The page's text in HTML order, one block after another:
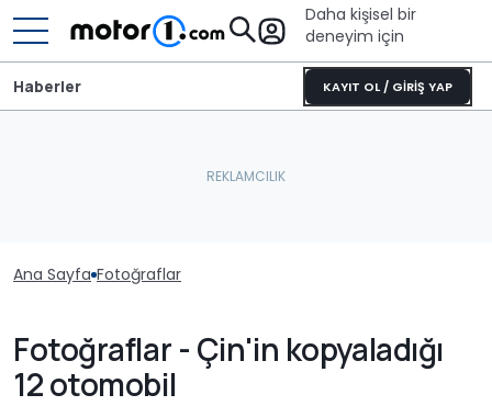
Daha kişisel bir
deneyim için
KAYIT OL / GİRİŞ YAP
Haberler
Ana Sayfa Fotoğraflar
Fotoğraflar - Çin'in kopyaladığı
12 otomobil